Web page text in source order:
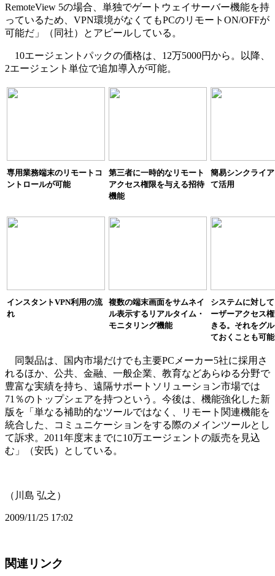
RemoteView 5の場合、単独でゲートウェイサーバー機能を持
っているため、VPN環境がなくてもPCのリモートON/OFFが
可能だ」（同社）とアピールしている。
10エージェントパックの価格は、12万5000円から。以降、
2エージェント単位で追加導入が可能。
専用業務端末のリモートコ
ントロールが可能
第三者に一時的なリモート
アクセス権限を与える招待
機能
簡易シンクライ
て活用
インスタントVPN利用の流
れ
複数の端末画面をサムネイ
ル表示するリアルタイム・
モニタリング機能
システムに対し
ーザーアクセス
きる。それをグ
ておくことも可能
同製品は、国内市場だけでも主要PCメーカー5社に採用さ
れるほか、公共、金融、一般企業、教育などあらゆる分野で
豊富な実績を持ち、遠隔サポートソリューション市場では
71％のトップシェアを持つという。今後は、機能強化した新
版を「単なる補助的なツールではなく、リモート関連機能を
統合した、コミュニケーションをする際のメインツールとし
て訴求。2011年度末までに10万エージェントの販売を見込
む」（安氏）としている。
（川島 弘之）
2009/11/25 17:02
関連リンク